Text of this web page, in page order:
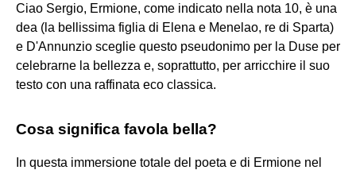
Ciao Sergio, Ermione, come indicato nella nota 10, è una
dea (la bellissima figlia di Elena e Menelao, re di Sparta)
e D'Annunzio sceglie questo pseudonimo per la Duse per
celebrarne la bellezza e, soprattutto, per arricchire il suo
testo con una raffinata eco classica.
Cosa significa favola bella?
In questa immersione totale del poeta e di Ermione nel